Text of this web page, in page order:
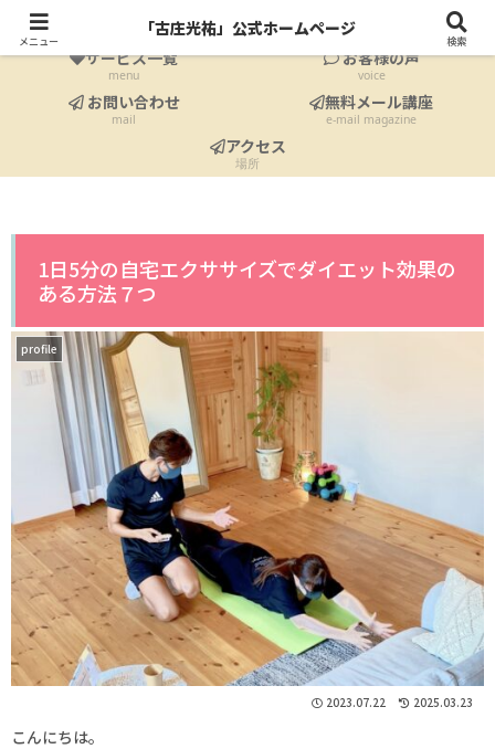
profile
サービス一覧
menu
お客様の声
voice
お問い合わせ
mail
無料メール講座
e-mail magazine
アクセス
場所
1日5分の自宅エクササイズでダイエット効果の
ある方法７つ
profile
2023.07.22 2025.03.23
こんにちは。
メニュー
「古庄光祐」公式ホームページ
検索